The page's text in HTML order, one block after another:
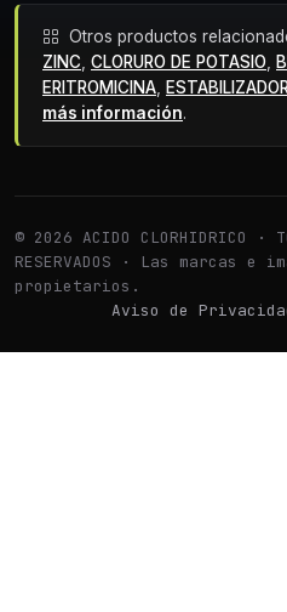
Otros productos
ZINC CLORURO DE POTASIO
ERITROMICINA
más información.
© 2026 ACIDO CLORHIDRICO ·
RESERVADOS · Las marcas e
propietarios.
Aviso de